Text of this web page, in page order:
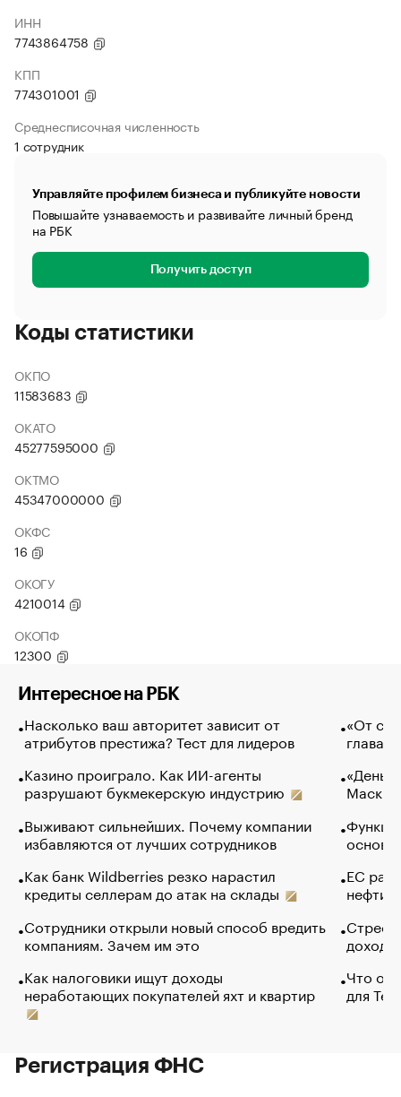
ИНН
7743864758
КПП
774301001
Среднесписочная численность
1 сотрудник
Управляйте профилем бизнеса и публикуйте новости
Повышайте узнаваемость и развивайте личный бренд
на РБК
Получить доступ
Коды статистики
ОКПО
11583683
ОКАТО
45277595000
ОКТМО
45347000000
ОКФС
16
ОКОГУ
4210014
ОКОПФ
12300
Интересное на РБК
Насколько ваш авторитет зависит от
атрибутов престижа? Тест для лидеров
Казино проиграло. Как ИИ-агенты
разрушают букмекерскую индустрию
Выживают сильнейших. Почему компании
избавляются от лучших сотрудников
Как банк Wildberries резко нарастил
кредиты селлерам до атак на склады
Сотрудники открыли новый способ вредить
компаниям. Зачем им это
Как налоговики ищут доходы
неработающих покупателей яхт и квартир
«От
глава
Маск в
основ
ЕС
нефти
Что
для
Регистрация ФНС